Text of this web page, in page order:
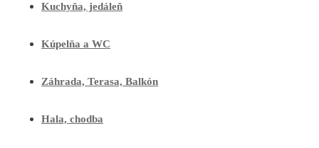
Kuchyňa, jedáleň
Kúpelňa a WC
Záhrada, Terasa, Balkón
Hala, chodba